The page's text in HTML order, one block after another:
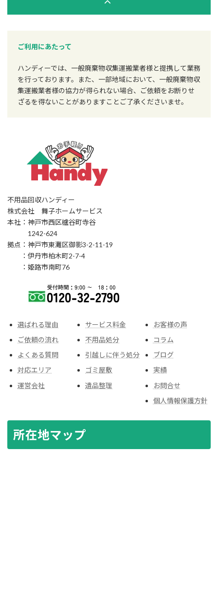
ご利用にあたって
ハンディーでは、一般廃棄物収集運搬業者様と提携して業務
を行っております。また、一部地域において、一般廃棄物収
集運搬業者様の協力が得られない場合、ご依頼をお断りせ
ざるを得ないことがありますことご了承くださいませ。
不用品回収ハンディー
株式会社 舞子ホームサービス
本社：神戸市西区櫨谷町寺谷
1242-624
拠点：神戸市東灘区御影3-2-11-19
：伊丹市柏木町2-7-4
：姫路市南町76
選ばれる理由
ご依頼の流れ
よくある質問
対応エリア
運営会社
サービス料金
不用品処分
引越しに伴う処分
ゴミ屋敷
遺品整理
お客様の声
コラム
ブログ
実績
お問合せ
個人情報保護方針
所在地マップ